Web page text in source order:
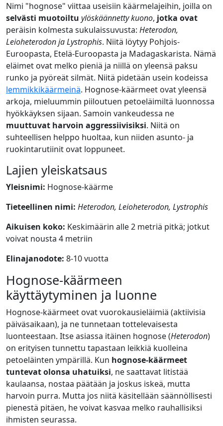
Nimi "hognose" viittaa useisiin käärmelajeihin, joilla on
selvästi muotoiltu ylöskäännetty kuono, jotka ovat
peräisin kolmesta sukulaissuvusta: Heterodon,
Leioheterodon ja Lystrophis. Niitä löytyy Pohjois-
Euroopasta, Etelä-Euroopasta ja Madagaskarista. Nämä
eläimet ovat melko pieniä ja niillä on yleensä paksu
runko ja pyöreät silmät. Niitä pidetään usein kodeissa
lemmikkikäärmeinä. Hognose-käärmeet ovat yleensä
arkoja, mieluummin piiloutuen petoeläimiltä luonnossa
hyökkäyksen sijaan. Samoin vankeudessa ne
muuttuvat harvoin aggressiivisiksi. Niitä on
suhteellisen helppo huoltaa, kun niiden asunto- ja
ruokintarutiinit ovat loppuneet.
Lajien yleiskatsaus
Yleisnimi: Hognose-käärme
Tieteellinen nimi: Heterodon, Leioheterodon, Lystrophis
Aikuisen koko: Keskimäärin alle 2 metriä pitkä; jotkut
voivat nousta 4 metriin
Elinajanodote: 8-10 vuotta
Hognose-käärmeen
käyttäytyminen ja luonne
Hognose-käärmeet ovat vuorokausieläimiä (aktiivisia
päiväsaikaan), ja ne tunnetaan tottelevaisesta
luonteestaan. Itse asiassa itäinen hognose (Heterodon)
on erityisen tunnettu tapastaan leikkiä kuolleina
petoeläinten ympärillä. Kun hognose-käärmeet
tuntevat olonsa uhatuiksi, ne saattavat litistää
kaulaansa, nostaa päätään ja joskus iskeä, mutta
harvoin purra. Mutta jos niitä käsitellään säännöllisesti
pienestä pitäen, he voivat kasvaa melko rauhallisiksi
ihmisten seurassa.